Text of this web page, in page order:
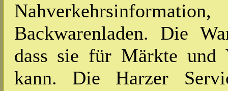
Backwarenladen. Die
dass sie für Märkte und
kann. Die Harzer